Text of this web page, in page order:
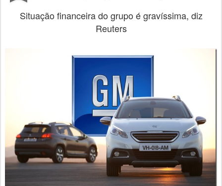
Situação financeira do grupo é gravíssima, diz
Reuters